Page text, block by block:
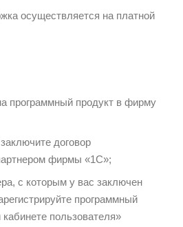
осуществляется на платной
программный продукт в фирму
договор
фирмы «1С»;
с которым у вас заключен
программный
пользователя»